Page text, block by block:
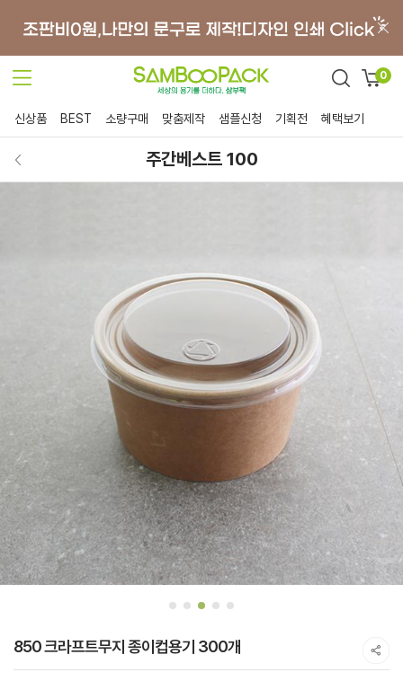
0
신상품 BEST 소량구매 맞춤제작 샘플신청 기획전 혜택보기
주간베스트 100
850 크라프트무지 종이컵용기 300개